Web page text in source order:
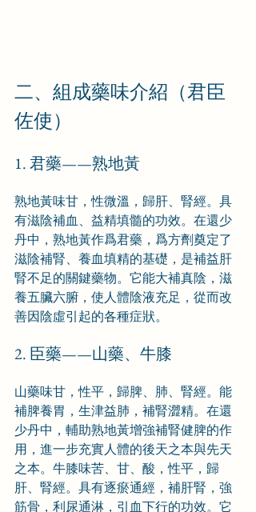
二、組成藥味介紹（君臣
佐使）
1. 君藥——熟地黃
熟地黃味甘，性微溫，歸肝、腎經。具
有滋陰補血、益精填髓的功效。在還少
丹中，熟地黃作爲君藥，爲方劑奠定了
滋陰補腎、養血填精的基礎，是補益肝
腎不足的關鍵藥物。它能大補真陰，滋
養五臟六腑，使人體陰液充足，從而改
善因陰虛引起的各種症狀。
2. 臣藥——山藥、牛膝
山藥味甘，性平，歸脾、肺、腎經。能
補脾養胃，生津益肺，補腎澀精。在還
少丹中，輔助熟地黃增強補腎健脾的作
用，進一步充實人體的後天之本與先天
之本。牛膝味苦、甘、酸，性平，歸
肝、腎經。具有逐瘀通經，補肝腎，強
筋骨，利尿通淋，引血下行的功效。它